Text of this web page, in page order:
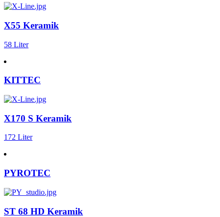
X55 Keramik
58 Liter
KITTEC
X170 S Keramik
172 Liter
PYROTEC
ST 68 HD Keramik